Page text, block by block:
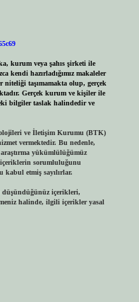
kurum veya şahıs şirketi ile
kendi hazırladığımız makaleler
niteliği taşımamakta olup, gerçek
Gerçek kurum ve kişiler ile
bilgiler taslak halindedir ve
ve İletişim Kurumu (BTK)
vermektedir. Bu nedenle,
yükümlülüğümüz
içeriklerin sorumluluğunu
kabul etmiş sayılırlar.
düşündüğünüz içerikleri,
halinde, ilgili içerikler yasal